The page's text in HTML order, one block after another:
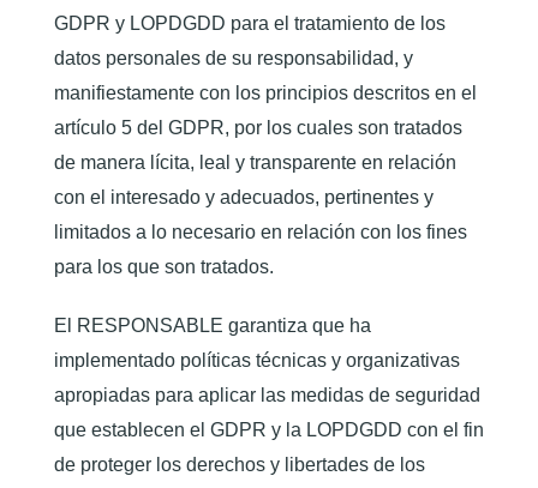
GDPR y LOPDGDD para el tratamiento de los
datos personales de su responsabilidad, y
manifiestamente con los principios descritos en el
artículo 5 del GDPR, por los cuales son tratados
de manera lícita, leal y transparente en relación
con el interesado y adecuados, pertinentes y
limitados a lo necesario en relación con los fines
para los que son tratados.
El RESPONSABLE garantiza que ha
implementado políticas técnicas y organizativas
apropiadas para aplicar las medidas de seguridad
que establecen el GDPR y la LOPDGDD con el fin
de proteger los derechos y libertades de los